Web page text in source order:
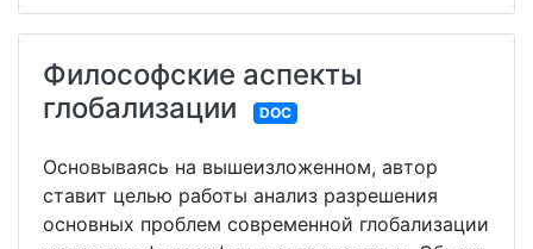
Философские аспекты
глобализации
DOC
Основываясь на вышеизложенном, автор
ставит целью работы анализ разрешения
основных проблем современной глобализации